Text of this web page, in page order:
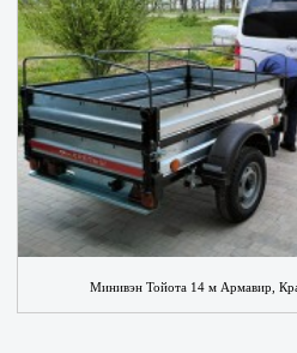
Минивэн Тойота 14 м Армавир,